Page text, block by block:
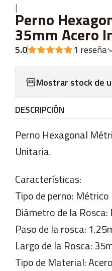
|
Perno
35mm Acero
5.0 1 reseña
Mostrar stock de
DESCRIPCIÓN
Perno Hexagonal
Unitaria.
Características:
Tipo de perno: Métrico
Diámetro de la
Paso de la rosca:
Largo de la Rosca:
Tipo de Material: